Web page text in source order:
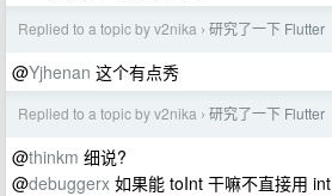
Replied to a topic by v2nika › 研究了一下 Flutter
@Yjhenan 这个有点秀
Replied to a topic by v2nika › 研究了一下 Flutter
@thinkm 细说?
@debuggerx 如果能 toInt 干嘛不直接用 int